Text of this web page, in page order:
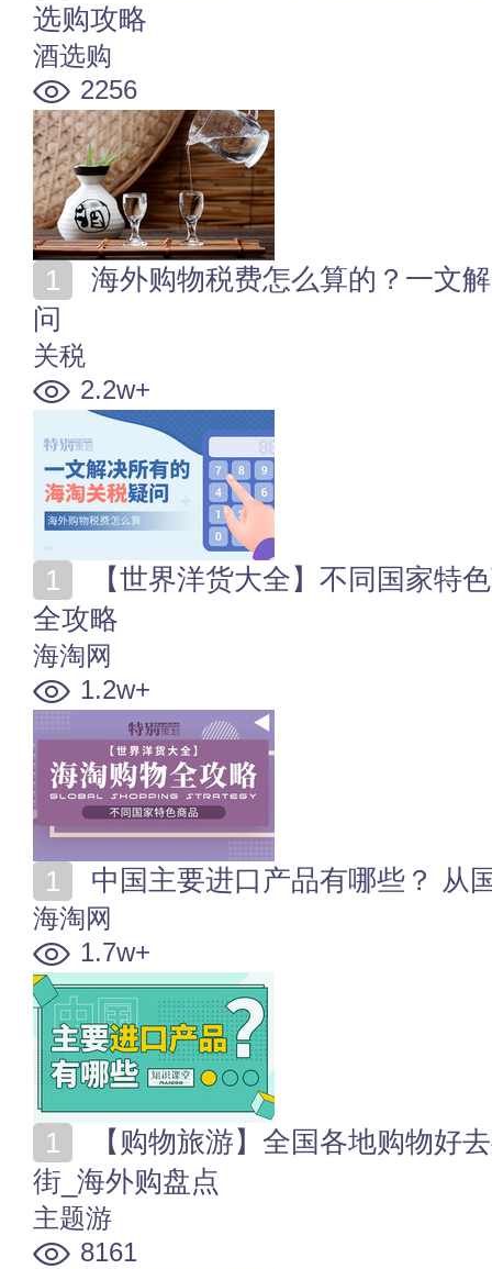
选购攻略
酒选购
2256
问
关税
2.2w+
全攻略
海淘网
1.2w+
中国主要进口产品有哪些？ 从
海淘网
1.7w+
街_海外购盘点
主题游
8161